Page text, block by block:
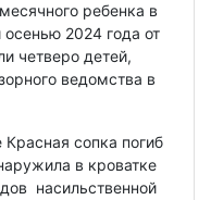
ребенка в
2024 года от
четверо детей,
ведомства в
сопка погиб
в кроватке
насильственной